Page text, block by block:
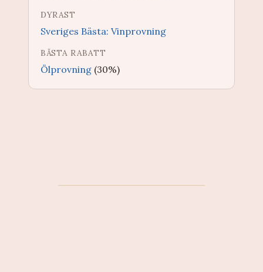
DYRAST
Sveriges Bästa: Vinprovning
BÄSTA RABATT
Ölprovning (30%)